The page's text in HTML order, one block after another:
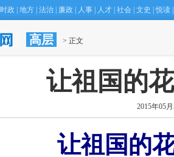
时政 地方 法治 廉政 人事 人才 社会 文史 悦读
高层 > 正文
·纽约曼哈顿建筑工地吊车事故致１０人受伤
让祖国的
2015年05
让祖国的